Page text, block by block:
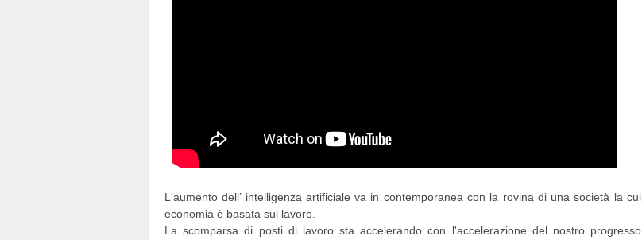
L'aumento dell’ intelligenza artificiale va in contemporanea con la rovina di una società la cui
economia è basata sul lavoro.
La scomparsa di posti di lavoro sta accelerando con l'accelerazione del nostro progresso